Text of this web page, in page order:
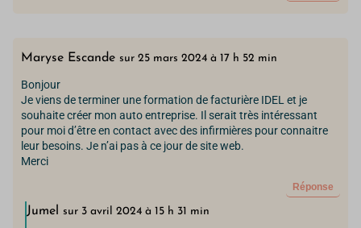
Maryse Escande sur 25 mars 2024 à 17 h 52 min
Bonjour
Je viens de terminer une formation de facturière IDEL et je
souhaite créer mon auto entreprise. Il serait très intéressant
pour moi d’être en contact avec des infirmières pour connaitre
leur besoins. Je n’ai pas à ce jour de site web.
Merci
Réponse
Jumel sur 3 avril 2024 à 15 h 31 min